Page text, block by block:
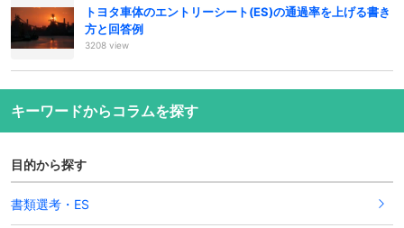
トヨタ車体のエントリーシート(ES)の通過率を上げる書き
方と回答例
3208 view
キーワードからコラムを探す
目的から探す
書類選考・ES